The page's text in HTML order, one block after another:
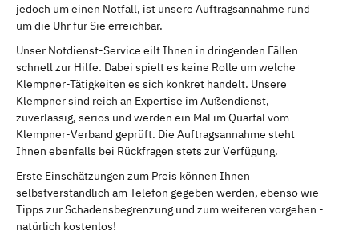
jedoch um einen Notfall, ist unsere Auftragsannahme rund
um die Uhr für Sie erreichbar.
Unser Notdienst-Service eilt Ihnen in dringenden Fällen
schnell zur Hilfe. Dabei spielt es keine Rolle um welche
Klempner-Tätigkeiten es sich konkret handelt. Unsere
Klempner sind reich an Expertise im Außendienst,
zuverlässig, seriös und werden ein Mal im Quartal vom
Klempner-Verband geprüft. Die Auftragsannahme steht
Ihnen ebenfalls bei Rückfragen stets zur Verfügung.
Erste Einschätzungen zum Preis können Ihnen
selbstverständlich am Telefon gegeben werden, ebenso wie
Tipps zur Schadensbegrenzung und zum weiteren vorgehen -
natürlich kostenlos!